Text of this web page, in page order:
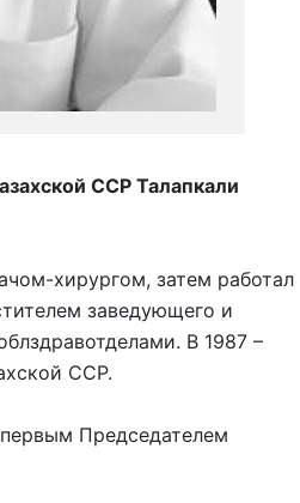
ССР Талапкали
хирургом, затем работал
заведующего и
В 1987 –
ССР.
Председателем